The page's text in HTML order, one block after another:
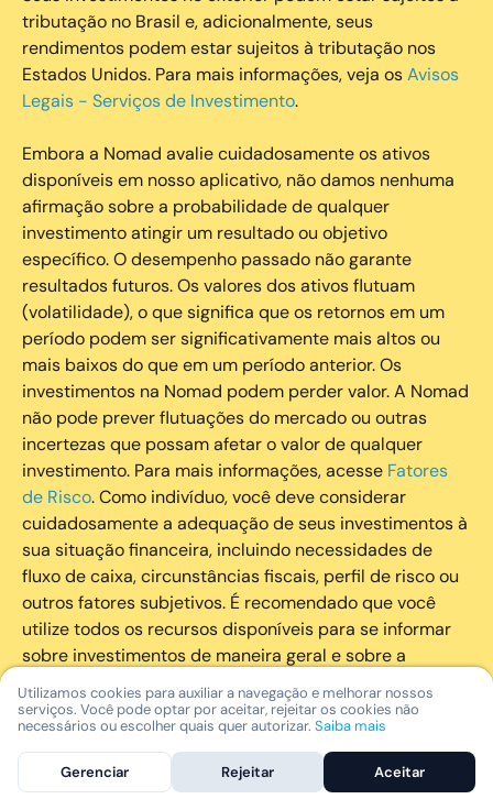
tributação no Brasil e, adicionalmente, seus
rendimentos podem estar sujeitos à tributação nos
Estados Unidos. Para mais informações, veja osAvisos
Legais - Serviços de Investimento.
Embora a Nomad avalie cuidadosamente os ativos
disponíveis em nosso aplicativo, não damos nenhuma
afirmação sobre a probabilidade de qualquer
investimento atingir um resultado ou objetivo
específico. O desempenho passado não garante
resultados futuros. Os valores dos ativos flutuam
(volatilidade), o que significa que os retornos em um
período podem ser significativamente mais altos ou
mais baixos do que em um período anterior. Os
investimentos na Nomad podem perder valor. A Nomad
não pode prever flutuações do mercado ou outras
incertezas que possam afetar o valor de qualquer
investimento. Para mais informações, acesse Fatores
de Risco. Como indivíduo, você deve considerar
cuidadosamente a adequação de seus investimentos à
sua situação financeira, incluindo necessidades de
fluxo de caixa, circunstâncias fiscais, perfil de risco ou
outros fatores subjetivos. É recomendado que você
utilize todos os recursos disponíveis para se informar
sobre investimentos de maneira geral e sobre a
composição geral de seu portfólio. Questões fiscais ou
legais relativas aos investimentos realizados através da
Nomad devem ser obtidas pelos próprios clientes. A
Nomad e suas afiliadas não fornecem nenhum tipo de
aconselhamento legal ou fiscal.
Utilizamos cookies para auxiliar a navegação e melhorar nossos
serviços. Você pode optar por aceitar, rejeitar os cookies não
necessários ou escolher quais quer autorizar. Saiba mais
Gerenciar Rejeitar Aceitar